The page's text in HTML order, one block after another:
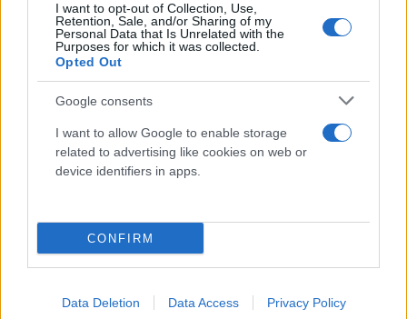
I want to opt-out of Collection, Use,
Retention, Sale, and/or Sharing of my
Personal Data that Is Unrelated with the
Purposes for which it was collected.
Opted Out
Google consents
I want to allow Google to enable storage
related to advertising like cookies on web or
device identifiers in apps.
CONFIRM
Data Deletion Data Access Privacy Policy